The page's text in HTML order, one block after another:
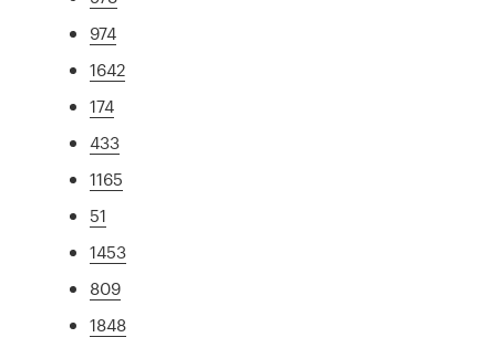
974
1642
174
433
1165
51
1453
809
1848